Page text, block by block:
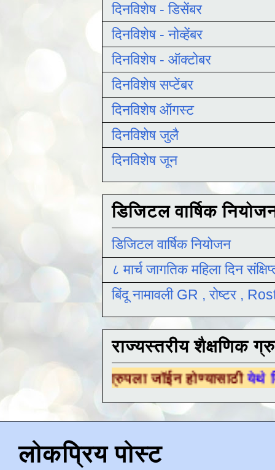
दिनविशेष - डिसेंबर
दिनविशेष - नोव्हेंबर
दिनविशेष - ऑक्टोबर
दिनविशेष सप्टेंबर
दिनविशेष ऑगस्ट
दिनविशेष जुलै
दिनविशेष जून
डिजिटल वार्षिक
डिजिटल वार्षिक नियोजन
८ मार्च जागतिक महिला दिन
बिंदू नामावली GR , रोष्टर ,
राज्यस्तरीय शैक्षणिक
ग्रुपला जॉईन होण्यासाठीयेथे क्लिक करा .
लोकप्रिय पोस्ट